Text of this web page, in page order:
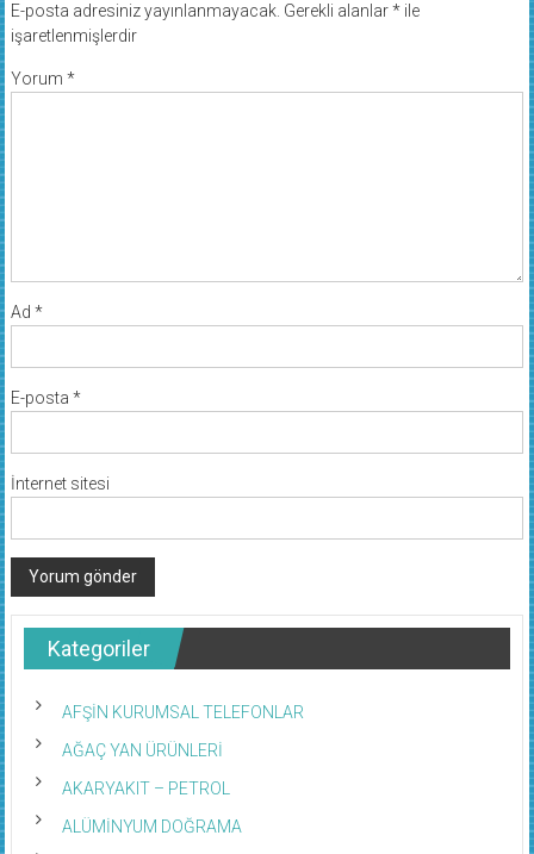
E-posta adresiniz yayınlanmayacak. Gerekli alanlar*ile
işaretlenmişlerdir
Yorum *
Ad *
E-posta *
İnternet sitesi
Kategoriler
AFŞİN KURUMSAL TELEFONLAR
AĞAÇ YAN ÜRÜNLERİ
AKARYAKIT – PETROL
ALÜMİNYUM DOĞRAMA